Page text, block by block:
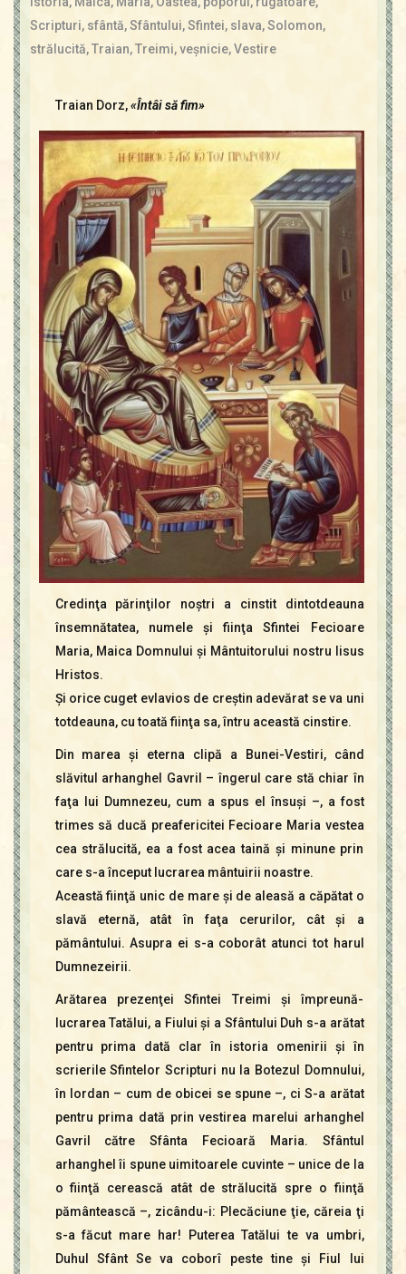
Scripturi, sfântă,Sfântului,Sfintei, slava,Solomon,
strălucită,Traian,Treimi,veşnicie,Vestire
Traian Dorz,«Întâi să fim»
Credinţa părinţilor noştri a cinstit dintotdeauna
însemnătatea, numele şi fiinţa Sfintei Fecioare
Maria, Maica Domnului şi Mântuitorului nostru Iisus
Hristos.
Şi orice cuget evlavios de creştin adevărat se va uni
totdeauna, cu toată fiinţa sa, întru această cinstire.
Din marea şi eterna clipă a Bunei-Vestiri, când
slăvitul arhanghel Gavril – îngerul care stă chiar în
faţa lui Dumnezeu, cum a spus el însuşi –, a fost
trimes să ducă preafericitei Fecioare Maria vestea
cea strălucită, ea a fost acea taină şi minune prin
care s-a început lucrarea mântuirii noastre.
Această fiinţă unic de mare şi de aleasă a căpătat o
slavă eternă, atât în faţa cerurilor, cât şi a
pământului. Asupra ei s-a coborât atunci tot harul
Dumnezeirii.
Arătarea prezenţei Sfintei Treimi şi împreună-
lucrarea Tatălui, a Fiului şi a Sfântului Duh s-a arătat
pentru prima dată clar în istoria omenirii şi în
scrierile Sfintelor Scripturi nu la Botezul Domnului,
în Iordan – cum de obicei se spune –, ci S-a arătat
pentru prima dată prin vestirea marelui arhanghel
Gavril către Sfânta Fecioară Maria. Sfântul
arhanghel îi spune uimitoarele cuvinte – unice de la
o fiinţă cerească atât de strălucită spre o fiinţă
pământească –, zicându-i: Plecăciune ţie, căreia ţi
s-a făcut mare har! Puterea Tatălui te va umbri,
Duhul Sfânt Se va coborî peste tine şi Fiul lui